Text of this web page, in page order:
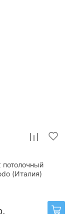
потолочный
(Италия)